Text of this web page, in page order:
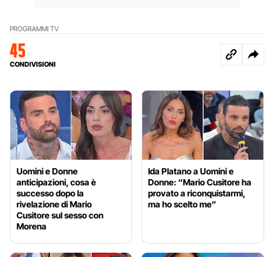
PROGRAMMI TV
45
CONDIVISIONI
Uomini e Donne
anticipazioni, cosa è
successo dopo la
rivelazione di Mario
Cusitore sul sesso con
Morena
Ida Platano a Uomini e
Donne: “Mario Cusitore ha
provato a riconquistarmi,
ma ho scelto me”